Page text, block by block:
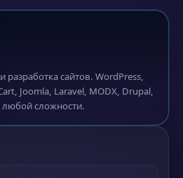
сайтов. WordPress,
Joomla, Laravel, MODX, Drupal,
сложности.